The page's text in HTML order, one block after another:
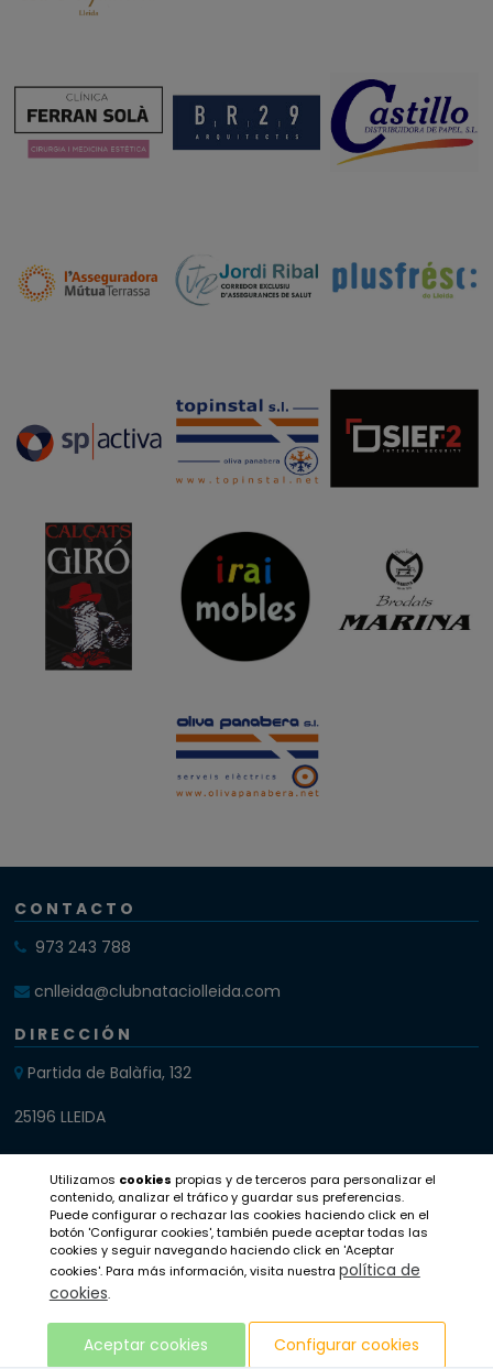
CONTACTO
973 243 788
cnlleida@clubnataciolleida.com
DIRECCIÓN
Partida de Balàfia, 132
25196 LLEIDA
SIGUENOS
Instagram
Twitter
Facebook
Utilizamos cookies propias y de terceros para personalizar el
contenido, analizar el tráfico y guardar sus preferencias.
Puede configurar o rechazar las cookies haciendo click en el
botón 'Configurar cookies', también puede aceptar todas las
cookies y seguir navegando haciendo click en 'Aceptar
cookies'. Para más información, visita nuestra política de
cookies.
Aceptar cookies Configurar cookies